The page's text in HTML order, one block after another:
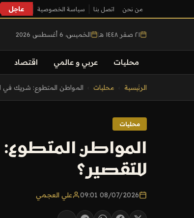
من نحن اتصل بنا سياسة الخصوصية عاجل
٢١ صفر ١٤٤٨ هـ | الخميس، 6 أغسطس 2026
محليات عربي و عالمي اقتصاد
الرئيسية محليات المواطن المتطوع: شريك في
محليات
المواطن
للتقصير؟
08/07/2026 09:01 علي العجمي